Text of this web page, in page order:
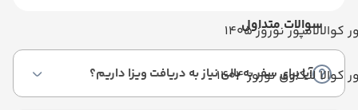
کوالالامپور نوروز 1405
کوالا لنکاوی نوروز 1404
سوالات متداول
آیا برای سفر به بالی نیاز به دریافت ویزا داریم؟